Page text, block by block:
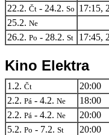
22.2. Čt - 24.2. So 17:15,
25.2. Ne
26.2. Po - 28.2. St 17:45,
Kino Elektra
1.2. Čt 20:00
2.2. Pá - 4.2. Ne 18:00
2.2. Pá - 4.2. Ne 20:00
5.2. Po - 7.2. St 20:00